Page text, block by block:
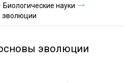
оплаты
Биологические науки
эволюции
эволюции